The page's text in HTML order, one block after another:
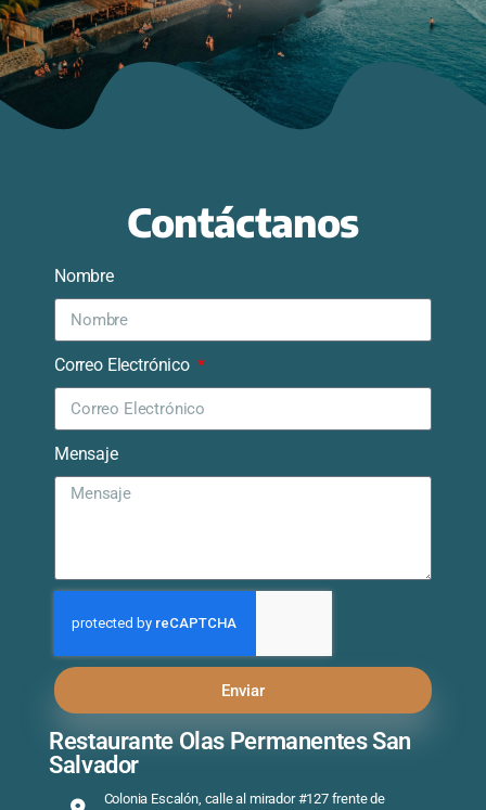
Contáctanos
Nombre
Correo Electrónico
Mensaje
Enviar
Restaurante Olas Permanentes San
Salvador
Colonia Escalón, calle al mirador #127 frente de